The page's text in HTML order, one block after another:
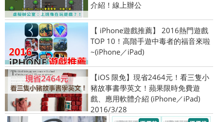
介紹！線上辦公
【 iPhone遊戲推薦】 2016熱門遊戲
TOP 10！高階手遊中毒者的福音來啦
~(iPhone／iPad)
【iOS 限免】現省2464元！看三隻小
豬故事書學英文！蘋果限時免費遊
戲、應用軟體介紹 (iPhone／iPad)
2016/3/28